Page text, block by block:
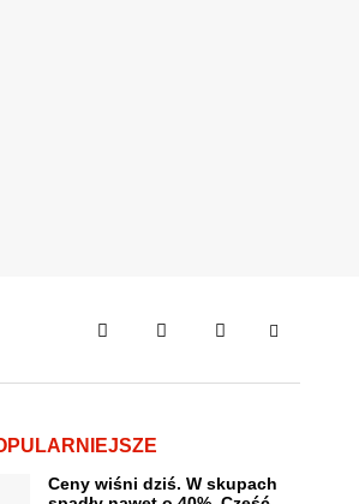
Ceny wiśni dziś. W skupach